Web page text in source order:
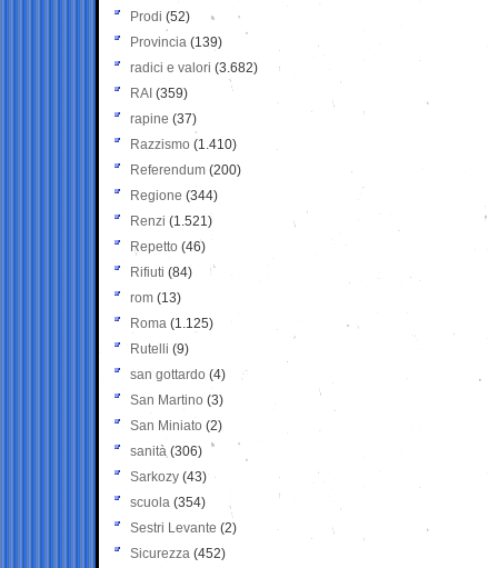
Prodi (52)
Provincia (139)
radici e valori (3.682)
RAI (359)
rapine (37)
Razzismo (1.410)
Referendum (200)
Regione (344)
Renzi (1.521)
Repetto (46)
Rifiuti (84)
rom (13)
Roma (1.125)
Rutelli (9)
san gottardo (4)
San Martino (3)
San Miniato (2)
sanità (306)
Sarkozy (43)
scuola (354)
Sestri Levante (2)
Sicurezza (452)